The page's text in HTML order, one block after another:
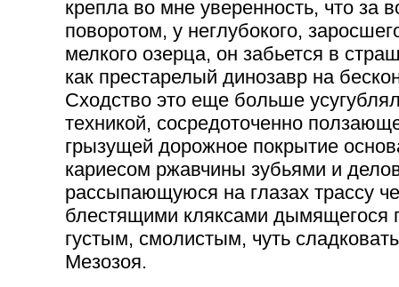
крепла во мне уверенность, что за
поворотом, у неглубокого,
мелкого озерца, он забьется в
как престарелый динозавр на
Сходство это еще больше
техникой, сосредоточенно
грызущей дорожное покрытие
кариесом ржавчины зубьями и
рассыпающуюся на глазах трассу
блестящими кляксами дымящегося
густым, смолистым, чуть
Мезозоя.